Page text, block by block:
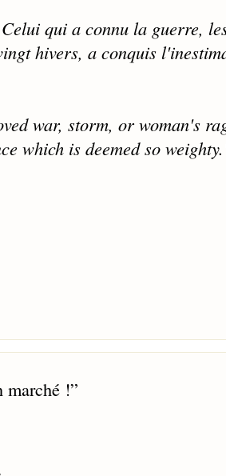
qui a connu la guerre,
hivers, a conquis
war, storm, or woman's
which is deemed so
marché !”